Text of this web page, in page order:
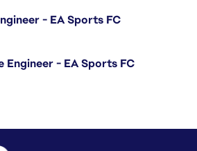
- EA Sports FC
- EA Sports FC